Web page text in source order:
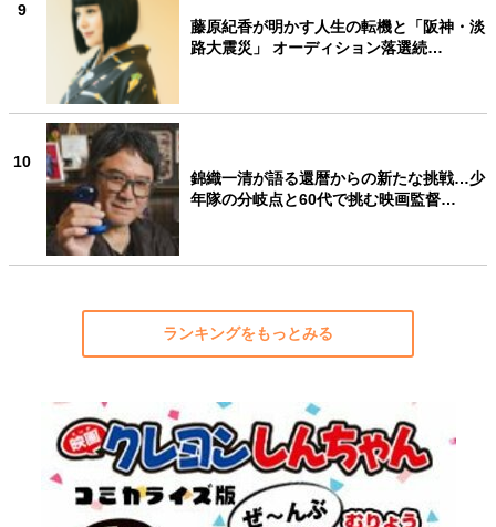
9
藤原紀香が明かす人生の転機と「阪神・淡
路大震災」 オーディション落選続…
10
錦織一清が語る還暦からの新たな挑戦…少
年隊の分岐点と60代で挑む映画監督…
ランキングをもっとみる